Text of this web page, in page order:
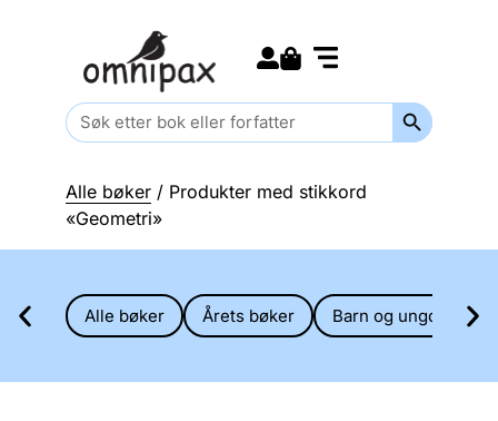
Search
for:
Search
Alle bøker / Produkter med stikkord
«Geometri»
Alle bøker Årets bøker Barn og ungdom